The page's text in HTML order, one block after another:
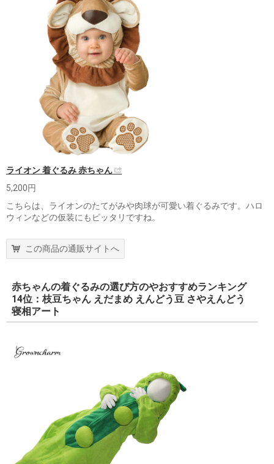
ライオン 着ぐるみ 赤ちゃん
5,200円
こちらは、ライオンのたてがみや肉球が可愛い着ぐるみです。ハロ
ウィンなどの仮装にもピッタリですね。
この商品の通販サイトへ
赤ちゃんの着ぐるみの選び方のやおすすめランキング
14位：枝豆ちゃん えだまめ えんどう豆 さやえんどう
寝相アート